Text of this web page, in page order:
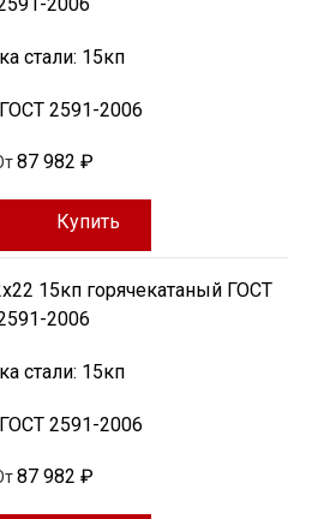
стали: 15кп
ГОСТ 2591-2006
87 982 ₽
Купить
15кп горячекатаный ГОСТ
2006
стали: 15кп
ГОСТ 2591-2006
87 982 ₽